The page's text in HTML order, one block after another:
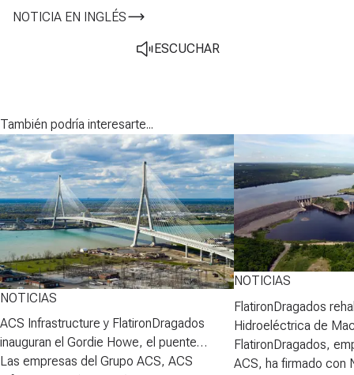
NOTICIA EN INGLÉS
ESCUCHAR
También podría interesarte...
NOTICIAS
ACS Infrastructure y FlatironDragados
inauguran el Gordie Howe, el puente
atirantado más largo de Norteamérica
Las empresas del Grupo ACS, ACS
NOTICIAS
FlatironDragados
Hidroeléctrica de
FlatironDragados,
ACS, ha firmado con